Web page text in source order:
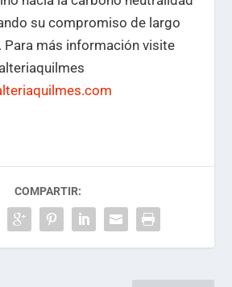
su compromiso de largo
Para más información visite
COMPARTIR: